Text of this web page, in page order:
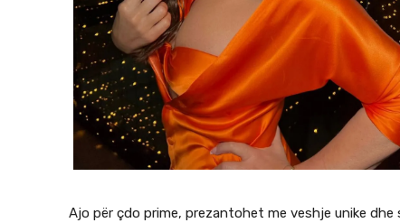
Ajo për çdo prime, prezantohet me veshje unike dhe